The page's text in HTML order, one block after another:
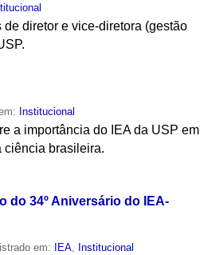
diretor e vice-diretora (gestão
Institucional
a importância do IEA da USP em
ciência brasileira.
do 34º Aniversário do IEA-
em: IEA, Institucional